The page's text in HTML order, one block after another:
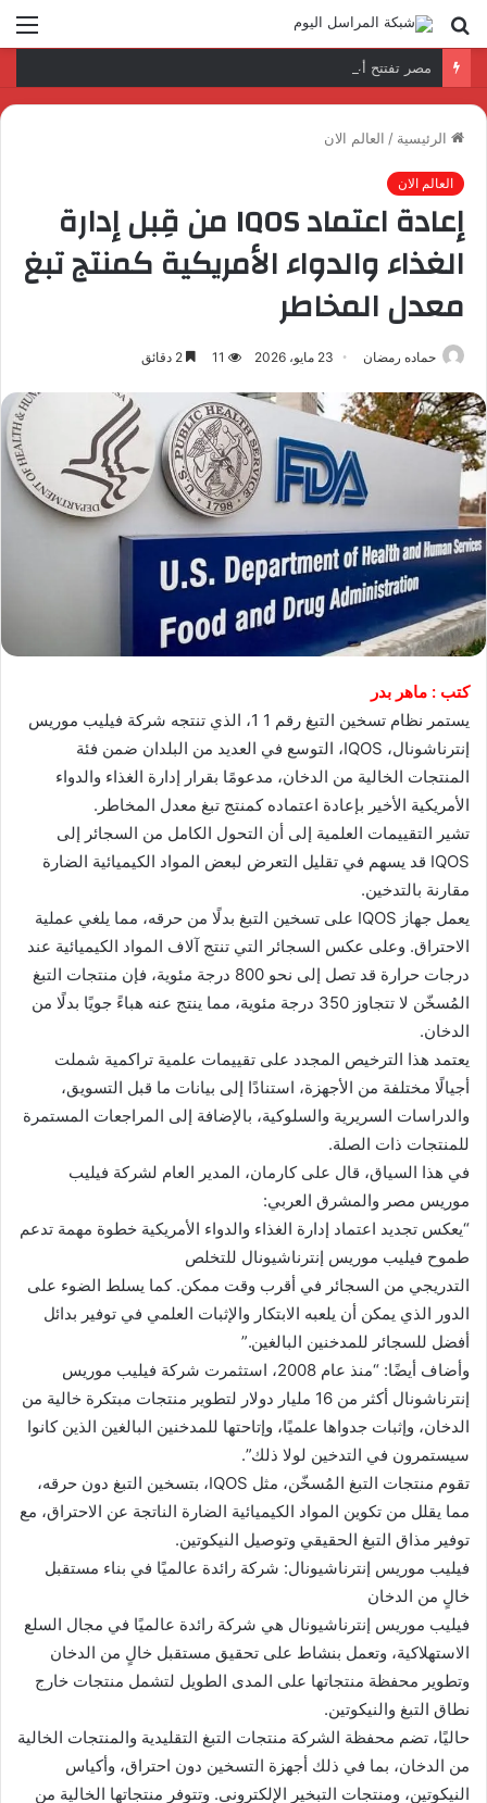
بحث
عن
الرئيسية / العالم الان
العالم الان
إعادة اعتماد IQOS من قِبل إدارة
الغذاء والدواء الأمريكية كمنتج تبغ
معدل المخاطر
حماده رمضان 23 مايو، 2026 11
كتب : ماهر بدر
يستمر نظام تسخين التبغ رقم 1 1، الذي تنتجه شركة فيليب موريس
إنترناشونال، IQOS، التوسع في العديد من البلدان ضمن فئة
المنتجات الخالية من الدخان، مدعومًا بقرار إدارة الغذاء والدواء
الأمريكية الأخير بإعادة اعتماده كمنتج تبغ معدل المخاطر.
تشير التقييمات العلمية إلى أن التحول الكامل من السجائر إلى
IQOS قد يسهم في تقليل التعرض لبعض المواد الكيميائية الضارة
مقارنة بالتدخين.
يعمل جهاز IQOS على تسخين التبغ بدلًا من حرقه، مما يلغي عملية
الاحتراق. وعلى عكس السجائر التي تنتج آلاف المواد الكيميائية عند
درجات حرارة قد تصل إلى نحو 800 درجة مئوية، فإن منتجات التبغ
المُسخّن لا تتجاوز 350 درجة مئوية، مما ينتج عنه هباءً جويًا بدلًا من
الدخان.
يعتمد هذا الترخيص المجدد على تقييمات علمية تراكمية شملت
أجيالًا مختلفة من الأجهزة، استنادًا إلى بيانات ما قبل التسويق،
والدراسات السريرية والسلوكية، بالإضافة إلى المراجعات المستمرة
للمنتجات ذات الصلة.
في هذا السياق، قال على كارمان، المدير العام لشركة فيليب
موريس مصر والمشرق العربي:
“يعكس تجديد اعتماد إدارة الغذاء والدواء الأمريكية خطوة مهمة تدعم
طموح فيليب موريس إنترناشيونال للتخلص
التدريجي من السجائر في أقرب وقت ممكن. كما يسلط الضوء على
الدور الذي يمكن أن يلعبه الابتكار والإثبات العلمي في توفير بدائل
أفضل للسجائر للمدخنين البالغين.”
وأضاف أيضًا: “منذ عام 2008، استثمرت شركة فيليب موريس
إنترناشونال أكثر من 16 مليار دولار لتطوير منتجات مبتكرة خالية من
الدخان، وإثبات جدواها علميًا، وإتاحتها للمدخنين البالغين الذين كانوا
سيستمرون في التدخين لولا ذلك”.
تقوم منتجات التبغ المُسخّن، مثل IQOS، بتسخين التبغ دون حرقه،
مما يقلل من تكوين المواد الكيميائية الضارة الناتجة عن الاحتراق، مع
توفير مذاق التبغ الحقيقي وتوصيل النيكوتين.
فيليب موريس إنترناشيونال: شركة رائدة عالميًا في بناء مستقبل
خالٍ من الدخان
فيليب موريس إنترناشيونال هي شركة رائدة عالميًا في مجال السلع
الاستهلاكية، وتعمل بنشاط على تحقيق مستقبل خالٍ من الدخان
وتطوير محفظة منتجاتها على المدى الطويل لتشمل منتجات خارج
نطاق التبغ والنيكوتين.
حاليًا، تضم محفظة الشركة منتجات التبغ التقليدية والمنتجات الخالية
من الدخان، بما في ذلك أجهزة التسخين دون احتراق، وأكياس
النيكوتين، ومنتجات التبخير الإلكتروني. وتتوفر منتجاتها الخالية من